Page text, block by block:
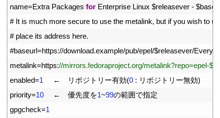
name=Extra Packages for Enterprise Linux $releasever - $
# It is much more secure to use the metalink, but if you wish to
# place its address here.
#baseurl=https://download.example/pub/epel/$releasever/
metalink=https://mirrors.fedoraproject.org/metalink?repo=epel-
enabled=1 ←　リポジトリー有効(0 : リポジトリー無効)
priority=10 ←　優先度を1~99の範囲で指定
gpgcheck=1